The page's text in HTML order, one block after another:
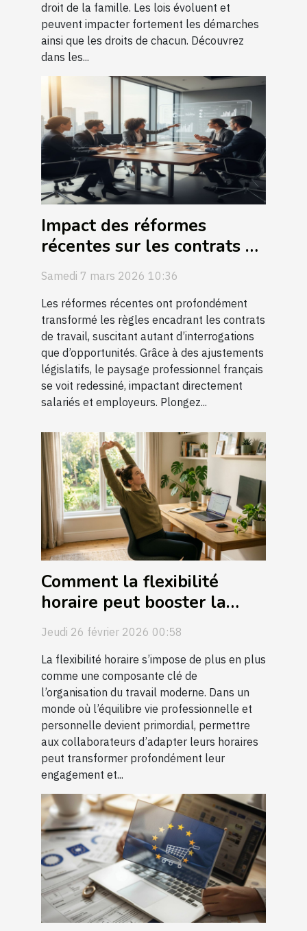
droit de la famille. Les lois évoluent et
peuvent impacter fortement les démarches
ainsi que les droits de chacun. Découvrez
dans les...
Impact des réformes
récentes sur les contrats de
travail ?
Samedi 7 mars 2026 10:36
Les réformes récentes ont profondément
transformé les règles encadrant les contrats
de travail, suscitant autant d’interrogations
que d’opportunités. Grâce à des ajustements
législatifs, le paysage professionnel français
se voit redessiné, impactant directement
salariés et employeurs. Plongez...
Comment la flexibilité
horaire peut booster la
productivité?
Jeudi 26 février 2026 00:58
La flexibilité horaire s’impose de plus en plus
comme une composante clé de
l’organisation du travail moderne. Dans un
monde où l’équilibre vie professionnelle et
personnelle devient primordial, permettre
aux collaborateurs d’adapter leurs horaires
peut transformer profondément leur
engagement et...